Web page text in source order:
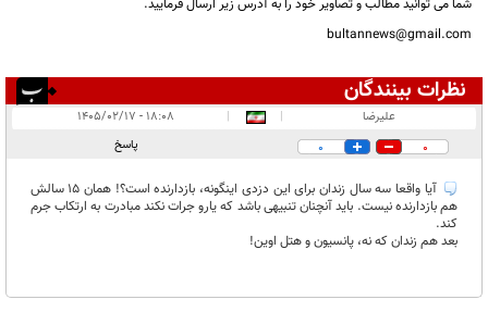
شما می توانید مطالب و تصاویر خود را به آدرس زیر ارسال فرمایید.
bultannews@gmail.com
نظرات بینندگان
در انتظار بررسی:
علیرضا |
|
۱۸:۰۸ - ۱۴۰۵/۰۲/۱۷
0
0 پاسخ
آیا واقعا سه سال زندان برای این دزدی اینگونه، بازدارنده است؟! همان 15 سالش
هم بازدارنده نیست. باید آنچنان تنبیهی باشد که یارو جرات نکند مبادرت به ارتکاب جرم
کند.
بعد هم زندان که نه، پانسیون و هتل اوین!